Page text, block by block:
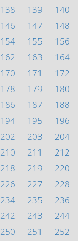
138 139
140
146 147
148
154 155
156
162 163
164
170 171
172
178 179
180
186 187
188
194 195
196
202 203
204
210 211
212
218 219
220
226 227
228
234 235
236
242 243
244
250 251
252